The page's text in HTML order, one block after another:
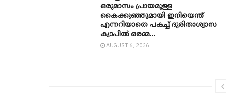
ഒരുമാസം പ്രായമുള്ള
കൈക്കുഞ്ഞുമായി ഇനിയെന്ത്
എന്നറിയാതെ പകച്ച് ദുരിതാശ്വാസ
ക്യാപിൽ ഒരമ്മ…
AUGUST 6, 2026